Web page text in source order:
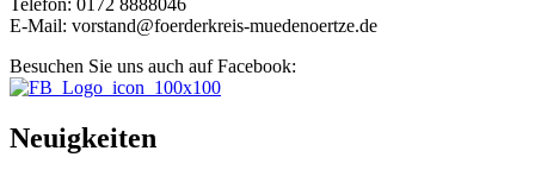
E-Mail: vorstand@foerderkreis-muedenoertze.de
Besuchen Sie uns auch auf Facebook:
Neuigkeiten